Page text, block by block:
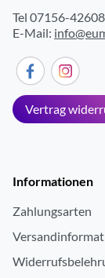
Tel 07156-
E-Mail:
Vertrag
Informationen
Zahlungsarten